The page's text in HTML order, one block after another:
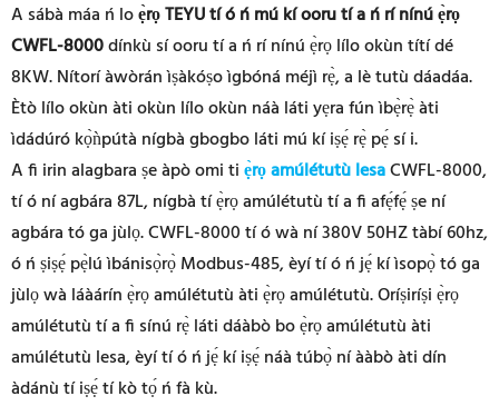
A sábà máa ń loẹ̀rọ TEYU tí ó ń mú kí ooru tí a ń rí nínú ẹ̀rọ
CWFL-8000dínkù sí ooru tí a ń rí nínú ẹ̀rọ lílo okùn títí dé
8KW. Nítorí àwòrán ìṣàkóṣo ìgbóná méjì rẹ̀, a lè tutù dáadáa.
Ètò lílo okùn àti okùn lílo okùn náà láti yẹra fún ìbẹ̀rẹ̀ àti
ìdádúró kọ̀ǹpútà nígbà gbogbo láti mú kí iṣẹ́ rẹ̀ pẹ́ sí i.
A fi irin alagbara ṣe àpò omi tiẹ̀rọ amúlétutù lesaCWFL-8000,
tí ó ní agbára 87L, nígbà tí ẹ̀rọ amúlétutù tí a fi afẹ́fẹ́ ṣe ní
agbára tó ga jùlọ. CWFL-8000 tí ó wà ní 380V 50HZ tàbí 60hz,
ó ń ṣiṣẹ́ pẹ̀lú ìbánisọ̀rọ̀ Modbus-485, èyí tí ó ń jẹ́ kí ìsopọ̀ tó ga
jùlọ wà láàárín ẹ̀rọ amúlétutù àti ẹ̀rọ amúlétutù. Oríṣiríṣi ẹ̀rọ
amúlétutù tí a fi sínú rẹ̀ láti dáàbò bo ẹ̀rọ amúlétutù àti
amúlétutù lesa, èyí tí ó ń jẹ́ kí iṣẹ́ náà túbọ̀ ní ààbò àti dín
àdánù tí iṣẹ́ tí kò tọ́ ń fà kù.